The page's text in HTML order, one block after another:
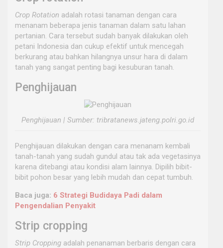
Crop Rotation adalah rotasi tanaman dengan cara
menanam beberapa jenis tanaman dalam satu lahan
pertanian. Cara tersebut sudah banyak dilakukan oleh
petani Indonesia dan cukup efektif untuk mencegah
berkurang atau bahkan hilangnya unsur hara di dalam
tanah yang sangat penting bagi kesuburan tanah.
Penghijauan
Penghijauan | Sumber: tribratanews.jateng.polri.go.id
Penghijauan dilakukan dengan cara menanam kembali
tanah-tanah yang sudah gundul atau tak ada vegetasinya
karena ditebangi atau kondisi alam lainnya. Dipilih bibit-
bibit pohon besar yang lebih mudah dan cepat tumbuh.
Baca juga: 6 Strategi Budidaya Padi dalam
Pengendalian Penyakit
Strip cropping
Strip Cropping adalah penanaman berbaris dengan cara